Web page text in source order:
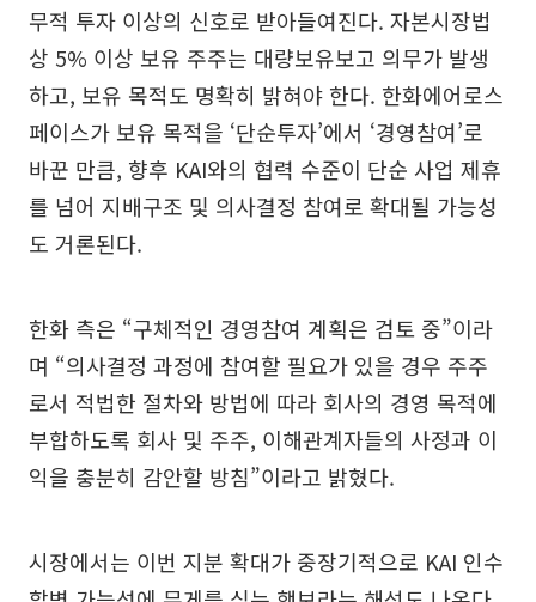
무적 투자 이상의 신호로 받아들여진다. 자본시장법
상 5% 이상 보유 주주는 대량보유보고 의무가 발생
하고, 보유 목적도 명확히 밝혀야 한다. 한화에어로스
페이스가 보유 목적을 ‘단순투자’에서 ‘경영참여’로
바꾼 만큼, 향후 KAI와의 협력 수준이 단순 사업 제휴
를 넘어 지배구조 및 의사결정 참여로 확대될 가능성
도 거론된다.
한화 측은 “구체적인 경영참여 계획은 검토 중”이라
며 “의사결정 과정에 참여할 필요가 있을 경우 주주
로서 적법한 절차와 방법에 따라 회사의 경영 목적에
부합하도록 회사 및 주주, 이해관계자들의 사정과 이
익을 충분히 감안할 방침”이라고 밝혔다.
시장에서는 이번 지분 확대가 중장기적으로 KAI 인수